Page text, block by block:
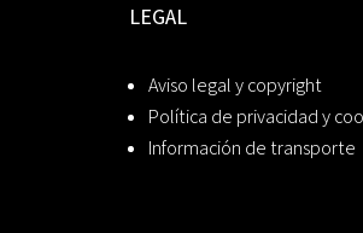
LEGAL
Aviso legal y copyright
Política de privacidad y
Información de transporte